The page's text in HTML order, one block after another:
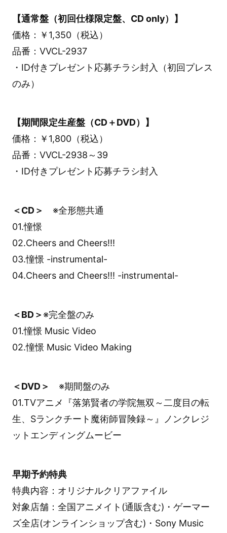
【通常盤（初回仕様限定盤、CD only）】
価格：￥1,350（税込）
品番：VVCL-2937
・ID付きプレゼント応募チラシ封入（初回プレス
のみ）
【期間限定生産盤（CD＋DVD）】
価格：￥1,800（税込）
品番：VVCL-2938～39
・ID付きプレゼント応募チラシ封入
＜CD＞
※全形態共通
01.憧憬
02.Cheers and Cheers!!!
03.憧憬 -instrumental-
04.Cheers and Cheers!!! -instrumental-
＜BD＞※完全盤のみ
01.憧憬 Music Video
02.憧憬 Music Video Making
＜DVD＞
※期間盤のみ
01.TVアニメ『落第賢者の学院無双～二度目の転
生、Sランクチート魔術師冒険録～』ノンクレジ
ットエンディングムービー
早期予約特典
特典内容：オリジナルクリアファイル
対象店舗：全国アニメイト(通販含む)・ゲーマー
ズ全店(オンラインショップ含む)・Sony Music